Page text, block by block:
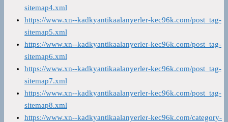
sitemap4.xml
https://www.xn--kadkyantikaalanyerler-kec96k.com/post_tag-
sitemap5.xml
https://www.xn--kadkyantikaalanyerler-kec96k.com/post_tag-
sitemap6.xml
https://www.xn--kadkyantikaalanyerler-kec96k.com/post_tag-
sitemap7.xml
https://www.xn--kadkyantikaalanyerler-kec96k.com/post_tag-
sitemap8.xml
https://www.xn--kadkyantikaalanyerler-kec96k.com/category-